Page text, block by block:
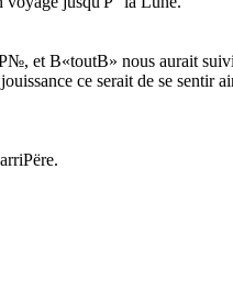
et В«toutВ» nous aurait
ce serait de se